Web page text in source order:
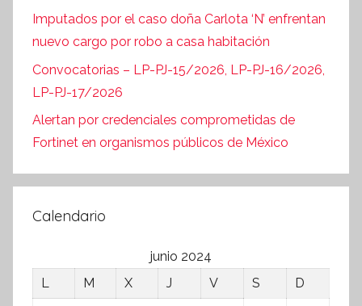
Imputados por el caso doña Carlota ‘N’ enfrentan
nuevo cargo por robo a casa habitación
Convocatorias – LP-PJ-15/2026, LP-PJ-16/2026,
LP-PJ-17/2026
Alertan por credenciales comprometidas de
Fortinet en organismos públicos de México
Calendario
junio 2024
L
M X J V S
D